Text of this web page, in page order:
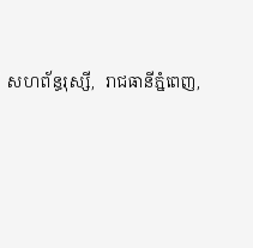
សហព័ន្ធរុស្សី, រាជធានីភ្នំពេញ,